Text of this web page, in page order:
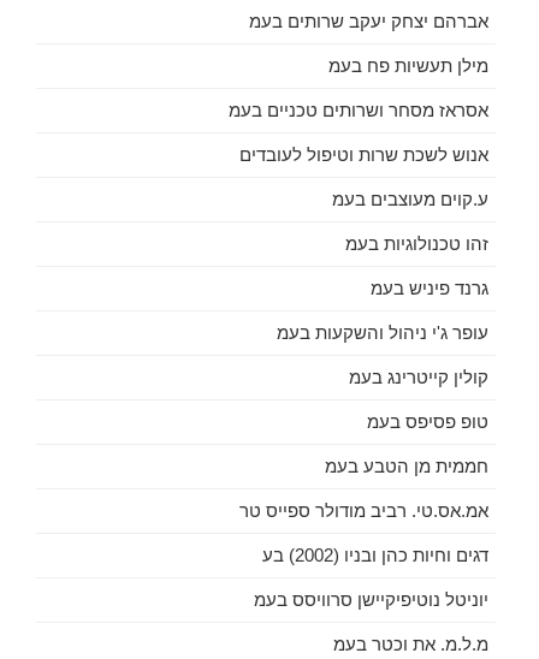
אברהם יצחק יעקב שרותים בעמ
מילן תעשיות פח בעמ
אסראז מסחר ושרותים טכניים בעמ
אנוש לשכת שרות וטיפול לעובדים
ע.קוים מעוצבים בעמ
זהו טכנולוגיות בעמ
גרנד פיניש בעמ
עופר ג'י ניהול והשקעות בעמ
קולין קייטרינג בעמ
טופ פסיפס בעמ
חממית מן הטבע בעמ
אמ.אס.טי. רביב מודולר ספייס טר
דגים וחיות כהן ובניו (2002) בע
יוניטל נוטיפיקיישן סרוויסס בעמ
מ.ל.מ. את וכטר בעמ